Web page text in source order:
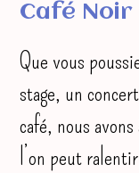
Café Noir
Que vous
stage, un
café, nous
l’on peut